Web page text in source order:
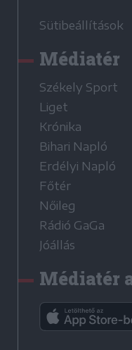
Sütibeállítások
Médiatér
Székely Sport
Liget
Krónika
Bihari Napló
Erdélyi Napló
Főtér
Nőileg
Rádió GaGa
Jóállás
Médiatér